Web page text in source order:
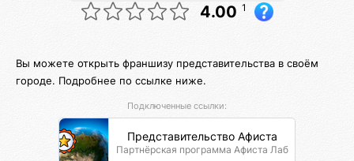
4.00 1
Вы можете открыть франшизу представительства в своём
городе. Подробнее по ссылке ниже.
Подключенные ссылки:
Представительство Афиста
Партнёрская программа Афиста Лаб